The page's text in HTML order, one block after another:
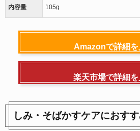
内容量 105g
Amazonで詳細を
楽天市場で詳細を
しみ・そばかすケアにおす